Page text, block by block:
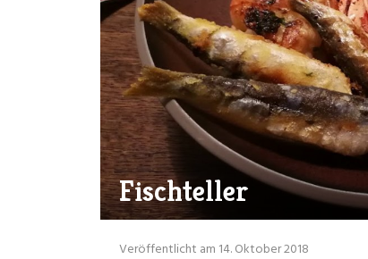
Fischteller
Veröffentlicht am 14. Oktober 2018